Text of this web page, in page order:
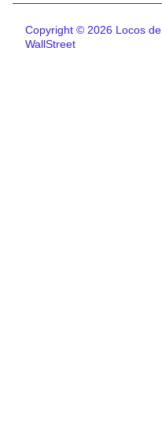
Copyright © 2026 Locos de
WallStreet